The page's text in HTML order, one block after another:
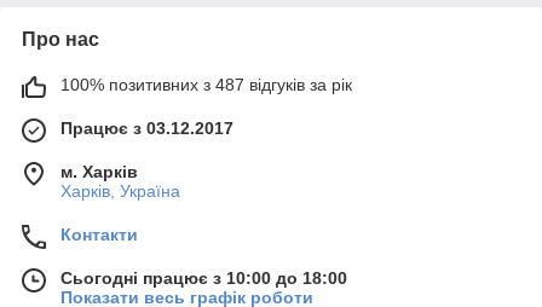
Про нас
100% позитивних з 487 відгуків за рік
Працює з 03.12.2017
м. Харків
Харків, Україна
Контакти
Сьогодні працює з 10:00 до 18:00
Показати весь графік роботи